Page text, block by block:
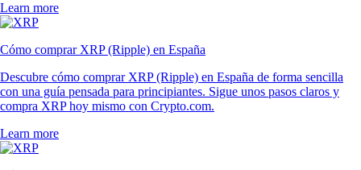
Learn more
Cómo comprar XRP (Ripple) en España
Descubre cómo comprar XRP (Ripple) en España de forma sencilla
con una guía pensada para principiantes. Sigue unos pasos claros y
compra XRP hoy mismo con Crypto.com.
Learn more